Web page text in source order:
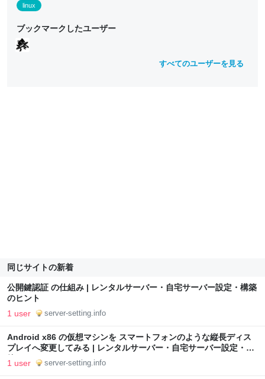
linux
ブックマークしたユーザー
すべてのユーザーを見る
同じサイトの新着
公開鍵認証 の仕組み | レンタルサーバー・自宅サーバー設定・構築
のヒント
1 user server-setting.info
Android x86 の仮想マシンを スマートフォンのような縦長ディス
プレイへ変更してみる | レンタルサーバー・自宅サーバー設定・構
築のヒント
1 user server-setting.info